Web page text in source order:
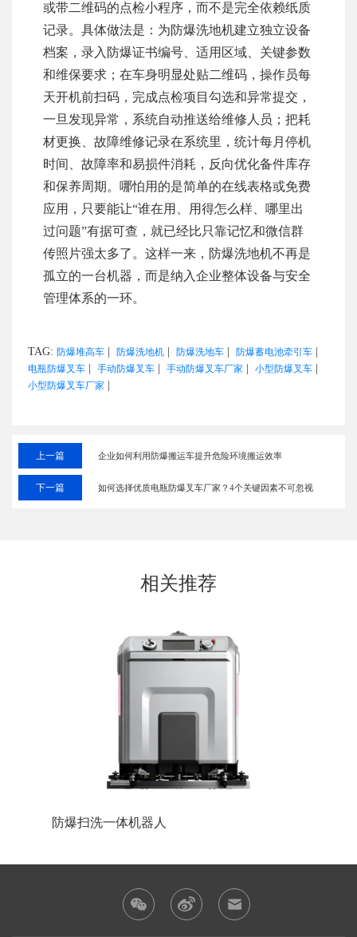
或带二维码的点检小程序，而不是完全依赖纸质
记录。具体做法是：为防爆洗地机建立独立设备
档案，录入防爆证书编号、适用区域、关键参数
和维保要求；在车身明显处贴二维码，操作员每
天开机前扫码，完成点检项目勾选和异常提交，
一旦发现异常，系统自动推送给维修人员；把耗
材更换、故障维修记录在系统里，统计每月停机
时间、故障率和易损件消耗，反向优化备件库存
和保养周期。哪怕用的是简单的在线表格或免费
应用，只要能让“谁在用、用得怎么样、哪里出
过问题”有据可查，就已经比只靠记忆和微信群
传照片强太多了。这样一来，防爆洗地机不再是
孤立的一台机器，而是纳入企业整体设备与安全
管理体系的一环。
TAG: 防爆堆高车 防爆洗地机 防爆洗地车 防爆蓄电池牵引车
电瓶防爆叉车 手动防爆叉车 手动防爆叉车厂家 小型防爆叉车
小型防爆叉车厂家
上一篇 企业如何利用防爆搬运车提升危险环境搬运效率
下一篇 如何选择优质电瓶防爆叉车厂家？4个关键因素不可忽视
相关推荐
防爆巡检机器人